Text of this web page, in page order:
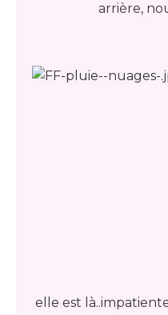
arrière,
elle est